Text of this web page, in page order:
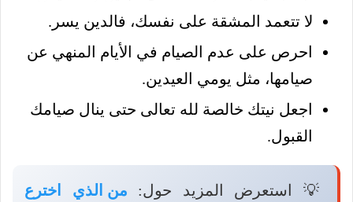
لا تتعمد المشقة على نفسك، فالدين يسر.
احرص على عدم الصيام في الأيام المنهي عن
صيامها، مثل يومي العيدين.
اجعل نيتك خالصة لله تعالى حتى ينال صيامك
القبول.
💡 استعرض المزيد حول: من الذي اخترع